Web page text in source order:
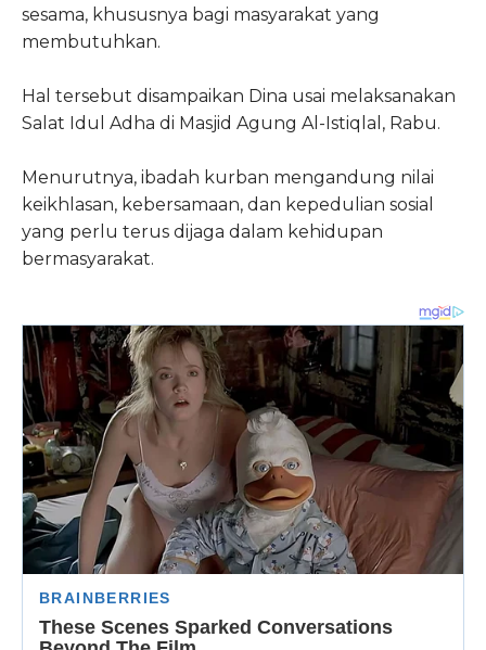
sesama, khususnya bagi masyarakat yang
membutuhkan.
Hal tersebut disampaikan Dina usai melaksanakan
Salat Idul Adha di Masjid Agung Al-Istiqlal, Rabu.
Menurutnya, ibadah kurban mengandung nilai
keikhlasan, kebersamaan, dan kepedulian sosial
yang perlu terus dijaga dalam kehidupan
bermasyarakat.